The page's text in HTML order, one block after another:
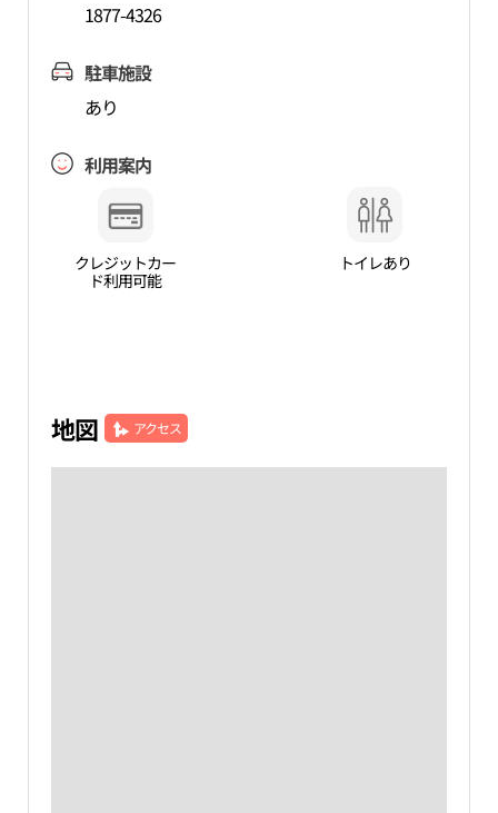
1877-4326
駐車施設
あり
利用案内
クレジットカー
ド利用可能
トイレあり
地図 アクセス